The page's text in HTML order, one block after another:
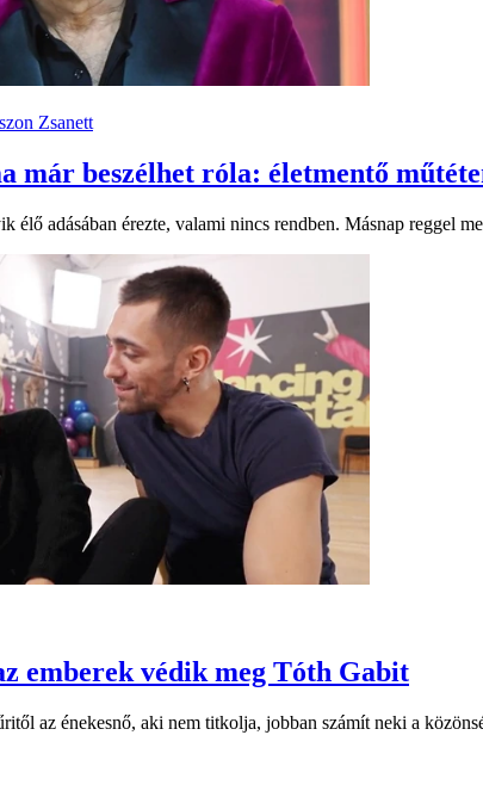
Zsanett
már beszélhet róla: életmentő
élő adásában érezte, valami nincs rendben. Másnap reggel
emberek védik meg Tóth Gabit
az énekesnő, aki nem titkolja, jobban számít neki a